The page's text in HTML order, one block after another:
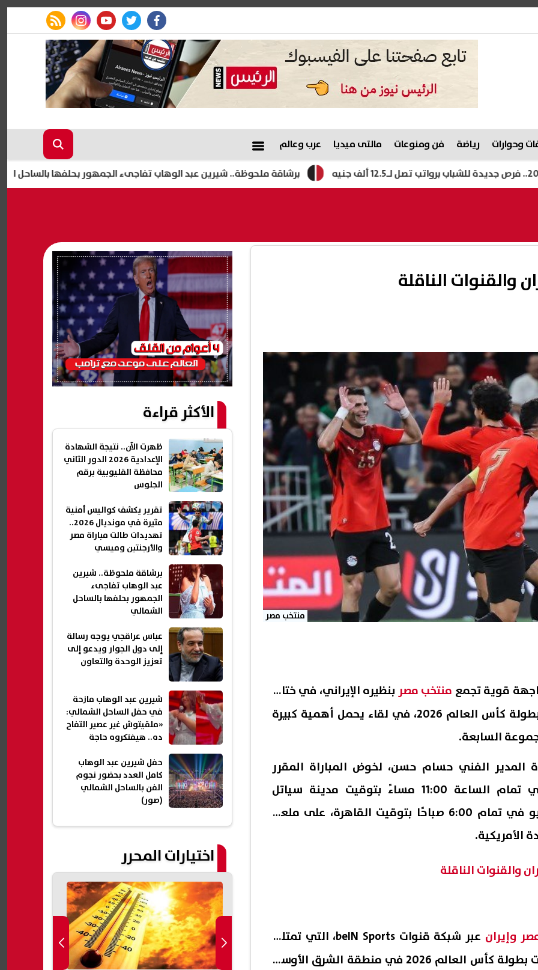
facebook
twitter
youtube
instagram
rss feed
وحوارات رياضة فن ومنوعات مالتى ميديا عرب وعالم
برشاقة ملحوظة.. شيرين عبد الوهاب تفاجىء الجمهور بحلفها بالساحل الشمالي
والقنوات الناقلة
منتخب مصر
قوية تجمع منتخب مصربنظيره الإيراني، في ختام
منافسات دور المجموعات ببطولة كأس العالم 2026، في لقاء يحمل أهمية كبيرة
السابعة.
المدير الفني حسام حسن، لخوض المباراة المقرر
إقامتها يوم 26 يونيو في تمام الساعة 11:00 مساءً بتوقيت مدينة سياتل
الأمريكية، الموافق 27 يونيو في تمام 6:00 صباحًا بتوقيت القاهرة، على ملعب
الأمريكية.
والقنوات الناقلة
وإيران
عبر شبكة قنوات beIN Sports، التي تمتلك
حقوق البث الحصري لمباريات بطولة كأس العالم 2026 في منطقة الشرق الأوسط
الأكثر قراءة
ظهرت الآن.. نتيجة الشهادة
الإعدادية 2026 الدور الثاني
محافظة القليوبية برقم
الجلوس
تقرير يكشف كواليس أمنية
مثيرة في مونديال 2026..
تهديدات طالت مباراة مصر
والأرجنتين وميسي
برشاقة ملحوظة.. شيرين
عبد الوهاب تفاجىء
الجمهور بحلفها بالساحل
الشمالي
عباس عراقجي يوجه رسالة
إلى دول الجوار ويدعو إلى
تعزيز الوحدة والتعاون
شيرين عبد الوهاب مازحة
في حفل الساحل الشمالي:
«ملقيتوش غير عصير التفاح
ده.. هيفتكروه حاجة
حفل شيرين عبد الوهاب
كامل العدد بحضور نجوم
الفن بالساحل الشمالي
(صور)
اختيارات المحرر